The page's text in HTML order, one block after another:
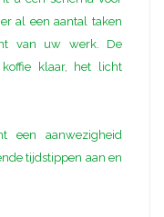
al een aantal taken
van uw werk. De
klaar, het licht
aanwezigheid
tijdstippen aan en